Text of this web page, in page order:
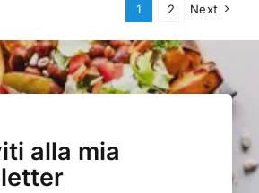
1 2 Next
alla mia